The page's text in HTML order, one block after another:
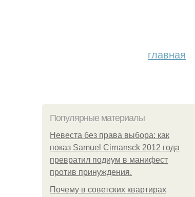
главная
Популярные материалы
Невеста без права выбора: как
показ Samuel Cirnansck 2012 года
превратил подиум в манифест
против принуждения.
Почему в советских квартирах